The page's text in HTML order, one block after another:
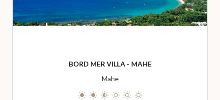
BORD MER VILLA - MAHE
Mahe